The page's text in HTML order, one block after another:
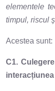
elementele
timpul, riscul
Acestea sunt:
C1.